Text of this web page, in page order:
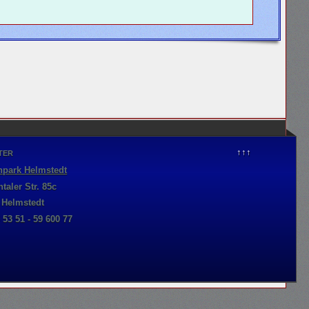
↑↑↑
Helmstedt
Str. 85c
Helmstedt
53 51 - 59 600 77